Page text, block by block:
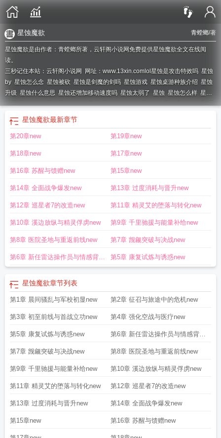
青螳螂/著
星蚀魔欲
星蚀魔欲是由作者：青螳螂所著，云轩阁小说网免费提供星蚀魔欲全文在线阅
读。
三秒记住本站：云轩阁小说网 网址：www.13xin.com lol星蚀是攻击特效吗 星蚀
by 星蚀怎么念 星蚀被砍 星蚀是剑魔的剑吗 星蚀游戏 星蚀桌游种族介绍 星蚀
升级 星蚀什么意思 星蚀还增加移动速度吗 星蚀太弱了 星蚀 星蚀怎么样 星蚀
梦魇星蚀介绍星蚀是剑魔的武器吗星蚀触发条件星蚀 lol星蚀是什么意思星
星蚀适合谁 星蚀魔宗剑姬
蚀适合哪些英雄
效果星蚀是主动技能吗 星蚀是谁的武器蚀心魔影
星蚀魔欲最新章节
第20章new 第19章new
第18章new 第17章new
第16章 苏醒与馈赠new 第15章new
第14章 全面战争爆发new 第13章 过度消耗与晋升new
第12章 巡星者7的改造new 第11章 精灵艾的堕落与转化new
第10章 溪边放纵与精灵俘虏new 第9章 千里驰援与能量补给new
第8章 医院圣地与重返前线new 第7章 觊觎突破与决战new
第6章 新任雷达操作员与情感背叛 第5章 康复试炼与诱惑new
星蚀魔欲章节列表
第1章 晨间骚乱与军校初显new 第2章 征召与旅途中的危机new
第3章 初至前线与首战立功new 第4章 强化空战与医疗new
第5章 康复试炼与诱惑new 第6章 新任雷达操作员与情感背叛
new
第7章 觊觎突破与决战new 第8章 医院圣地与重返前线new
第9章 千里驰援与能量补给new 第10章 溪边放纵与精灵俘虏new
第11章 精灵艾的堕落与转化new 第12章 巡星者7的改造new
第13章 过度消耗与晋升new 第14章 全面战争爆发new
第15章new 第16章 苏醒与馈赠new